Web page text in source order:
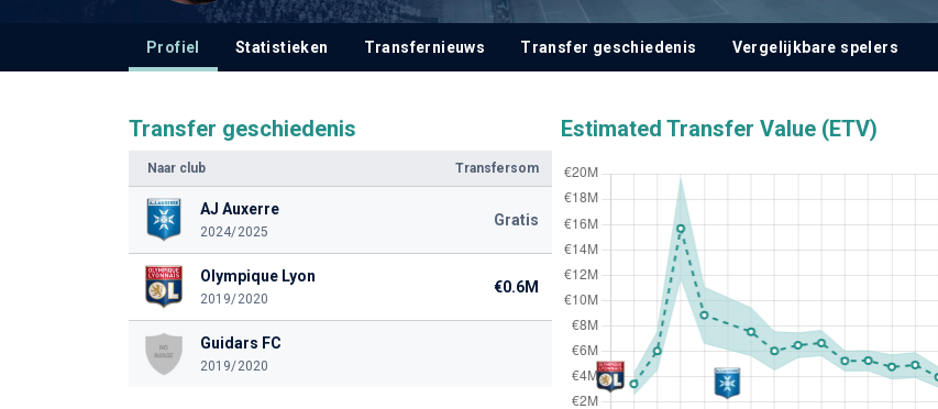
Profiel Statistieken Transfernieuws Transfer geschiedenis Vergelijkbare spelers
Transfer geschiedenis
Naar club Transfersom
AJ Auxerre
2024/2025
Gratis
Olympique Lyon
2019/2020
€0.6M
Guidars FC
2019/2020
Estimated Transfer Value (ETV)